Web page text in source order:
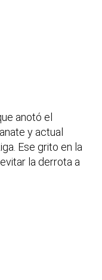
anotó el
y actual
Ese grito en la
la derrota a